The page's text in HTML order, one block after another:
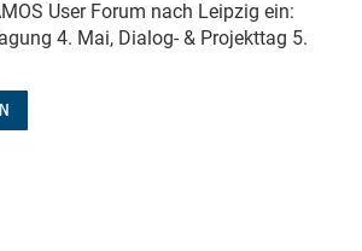
User Forum nach Leipzig ein:
4. Mai, Dialog- & Projekttag 5.